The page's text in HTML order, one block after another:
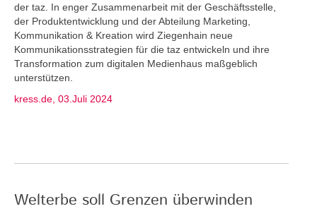
der taz. In enger Zusammenarbeit mit der Geschäftsstelle,
der Produktentwicklung und der Abteilung Marketing,
Kommunikation & Kreation wird Ziegenhain neue
Kommunikationsstrategien für die taz entwickeln und ihre
Transformation zum digitalen Medienhaus maßgeblich
unterstützen.
kress.de, 03.Juli 2024
Welterbe soll Grenzen überwinden